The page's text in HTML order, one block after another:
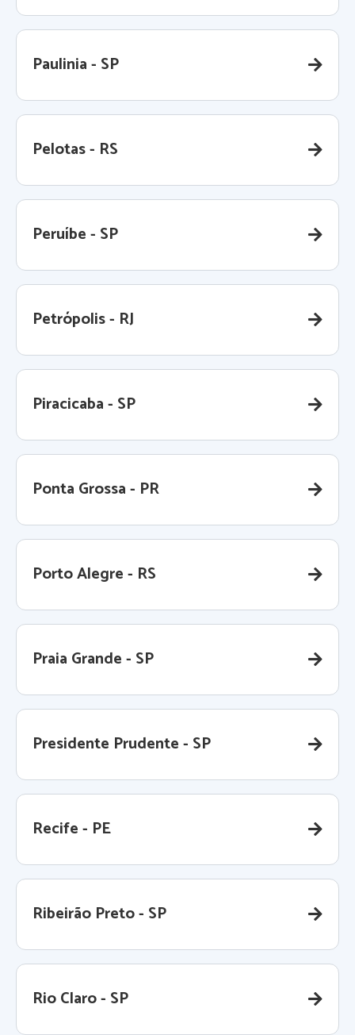
Paulinia - SP
Pelotas - RS
Peruíbe - SP
Petrópolis - RJ
Piracicaba - SP
Ponta Grossa - PR
Porto Alegre - RS
Praia Grande - SP
Presidente Prudente - SP
Recife - PE
Ribeirão Preto - SP
Rio Claro - SP